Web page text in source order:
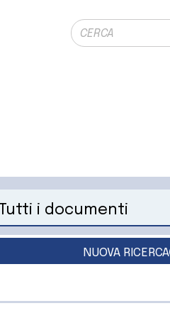
Ricerca globale
un documento
NUOVA RICERCA